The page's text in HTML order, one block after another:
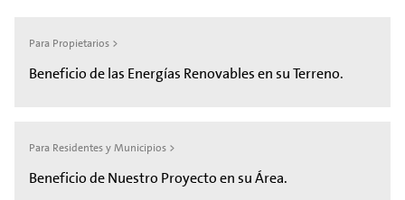
Para Propietarios >
Beneficio de las Energías Renovables en su Terreno.
Para Residentes y Municipios >
Beneficio de Nuestro Proyecto en su Área.